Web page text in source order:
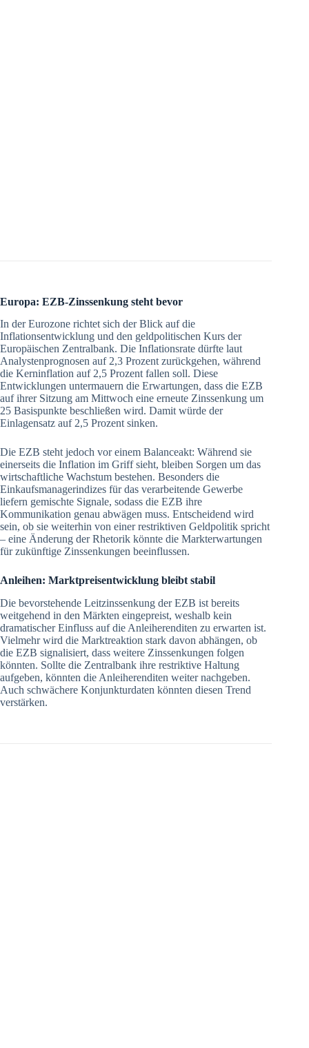
Europa: EZB-Zinssenkung steht bevor
In der Eurozone richtet sich der Blick auf die
Inflationsentwicklung und den geldpolitischen Kurs der
Europäischen Zentralbank. Die Inflationsrate dürfte laut
Analystenprognosen auf 2,3 Prozent zurückgehen, während
die Kerninflation auf 2,5 Prozent fallen soll. Diese
Entwicklungen untermauern die Erwartungen, dass die EZB
auf ihrer Sitzung am Mittwoch eine erneute Zinssenkung um
25 Basispunkte beschließen wird. Damit würde der
Einlagensatz auf 2,5 Prozent sinken.
Die EZB steht jedoch vor einem Balanceakt: Während sie
einerseits die Inflation im Griff sieht, bleiben Sorgen um das
wirtschaftliche Wachstum bestehen. Besonders die
Einkaufsmanagerindizes für das verarbeitende Gewerbe
liefern gemischte Signale, sodass die EZB ihre
Kommunikation genau abwägen muss. Entscheidend wird
sein, ob sie weiterhin von einer restriktiven Geldpolitik spricht
– eine Änderung der Rhetorik könnte die Markterwartungen
für zukünftige Zinssenkungen beeinflussen.
Anleihen: Marktpreisentwicklung bleibt stabil
Die bevorstehende Leitzinssenkung der EZB ist bereits
weitgehend in den Märkten eingepreist, weshalb kein
dramatischer Einfluss auf die Anleiherenditen zu erwarten ist.
Vielmehr wird die Marktreaktion stark davon abhängen, ob
die EZB signalisiert, dass weitere Zinssenkungen folgen
könnten. Sollte die Zentralbank ihre restriktive Haltung
aufgeben, könnten die Anleiherenditen weiter nachgeben.
Auch schwächere Konjunkturdaten könnten diesen Trend
verstärken.